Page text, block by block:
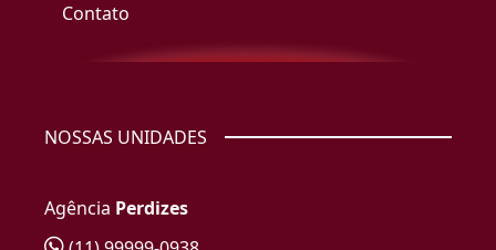
Contato
NOSSAS UNIDADES
Agência Perdizes